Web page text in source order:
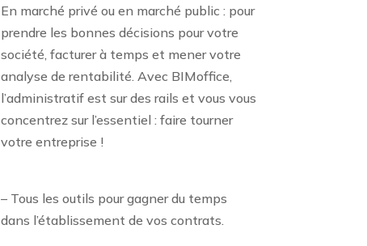
En marché privé ou en marché public : pour
prendre les bonnes décisions pour votre
société, facturer à temps et mener votre
analyse de rentabilité. Avec BIMoffice,
l’administratif est sur des rails et vous vous
concentrez sur l’essentiel : faire tourner
votre entreprise !
– Tous les outils pour gagner du temps
dans l’établissement de vos contrats.